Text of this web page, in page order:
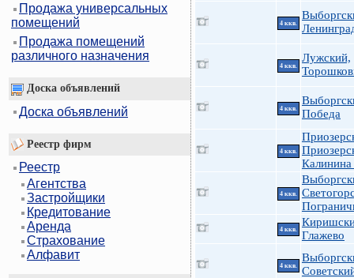
Продажа универсальных
помещений
Продажа помещений
различного назначения
Доска объявлений
Доска объявлений
Реестр фирм
Реестр
Агентства
Застройщики
Кредитование
Аренда
Страхование
Алфавит
4 ккв.
4 ккв.
Лужский,
4 ккв.
Победа
4 ккв.
Калинина
4 ккв.
4 ккв.
Глажево
4 ккв.